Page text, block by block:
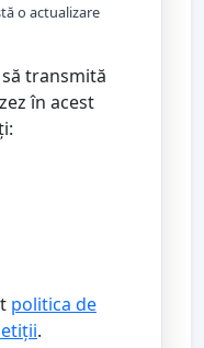
o actualizare
să transmită
în acest
politica de
.